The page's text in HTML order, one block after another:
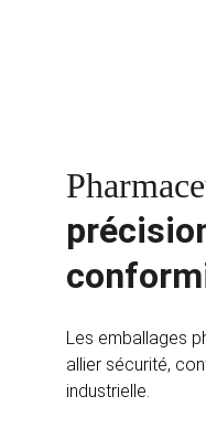
Les emballages
allier sécurité,
industrielle.